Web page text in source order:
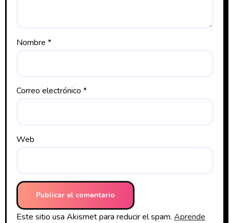
Nombre *
Correo electrónico *
Web
Este sitio usa Akismet para reducir el spam. Aprende